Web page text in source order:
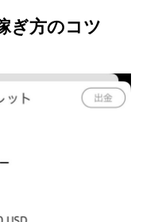
ぎ方のコツ